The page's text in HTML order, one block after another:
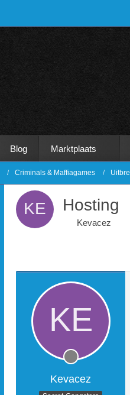
Blog Marktplaats
Criminals & Maffiagames
Hosting
Kevacez
Kevacez